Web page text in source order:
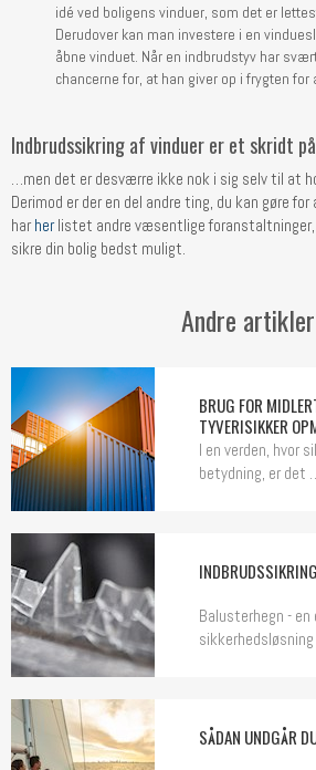
idé ved boligens vinduer, som det er
Derudover kan man investere i en
åbne vinduet. Når en indbrudstyv har
chancerne for, at han giver op i frygten for
Indbrudssikring af vinduer er et skridt
…men det er desværre ikke nok i sig selv til at
Derimod er der en del andre ting, du kan gøre
har herlistet andre væsentlige foranstaltninger,
sikre din bolig bedst muligt.
Andre artikler
BRUG FOR
TYVERISIKKER
I en verden, hvor
betydning, er det
Balusterhegn - en
SÅDAN UNDGÅR